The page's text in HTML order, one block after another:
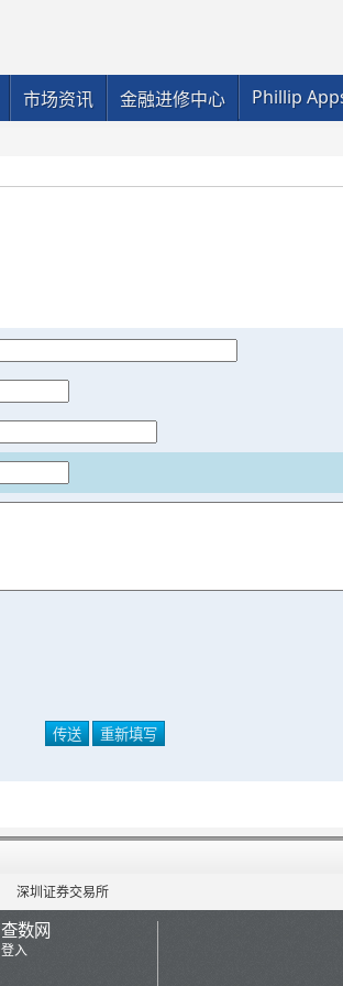
市场资讯 金融进修中心 Phillip
深圳证券交易所
查数网
登入